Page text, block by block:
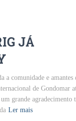
JÁ
comunidade e amantes
de Gondomar
grande agradecimento
Ler mais